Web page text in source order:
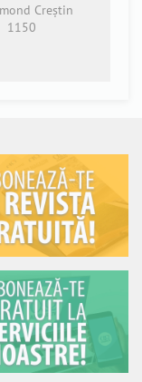
Creștin
1150